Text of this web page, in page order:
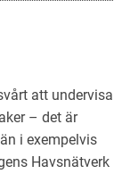
att undervisa
– det är
i exempelvis
Havsnätverk